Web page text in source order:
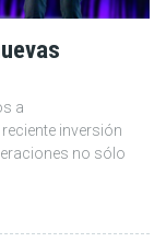
a
inversión
no sólo